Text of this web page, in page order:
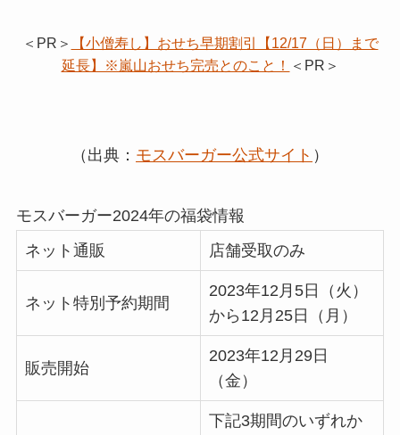
＜PR＞
【小僧寿し】おせち早期割引【12/17（日）まで
延長】※嵐山おせち完売とのこと！
＜PR＞
（出典： モスバーガー公式サイト ）
モスバーガー2024年の福袋情報
ネット通販
店舗受取のみ
ネット特別予約期間
2023年12月5日（火）
から12月25日（月）
販売開始
2023年12月29日
（金）
下記3期間のいずれか